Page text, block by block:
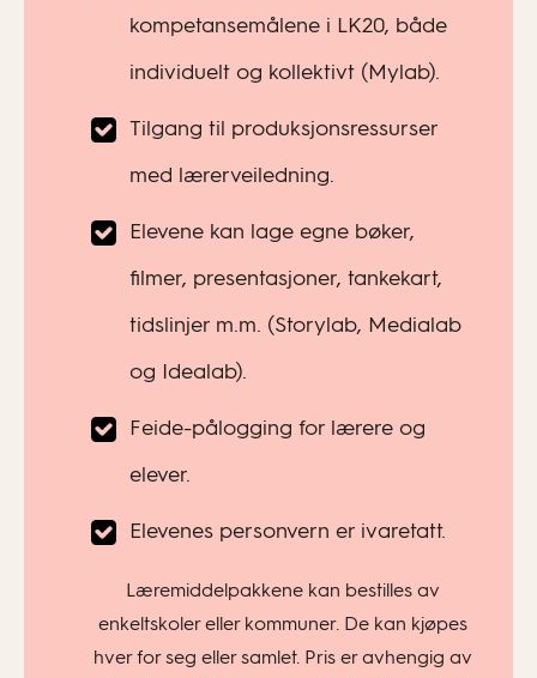
kompetansemålene i LK20, både
individuelt og kollektivt (Mylab).
Tilgang til produksjonsressurser
med lærerveiledning.
Elevene kan lage egne bøker,
filmer, presentasjoner, tankekart,
tidslinjer m.m. (Storylab, Medialab
og Idealab).
Feide-pålogging for lærere og
elever.
Elevenes personvern er ivaretatt.
Læremiddelpakkene kan bestilles av
enkeltskoler eller kommuner. De kan kjøpes
hver for seg eller samlet. Pris er avhengig av